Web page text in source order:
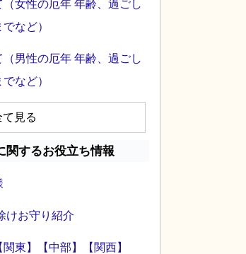
女性の厄年 年齢、過ごし
など）
男性の厄年 年齢、過ごし
など）
見る
関するお役立ち情報
けお守り紹介
関東】 【中部】
【関西】